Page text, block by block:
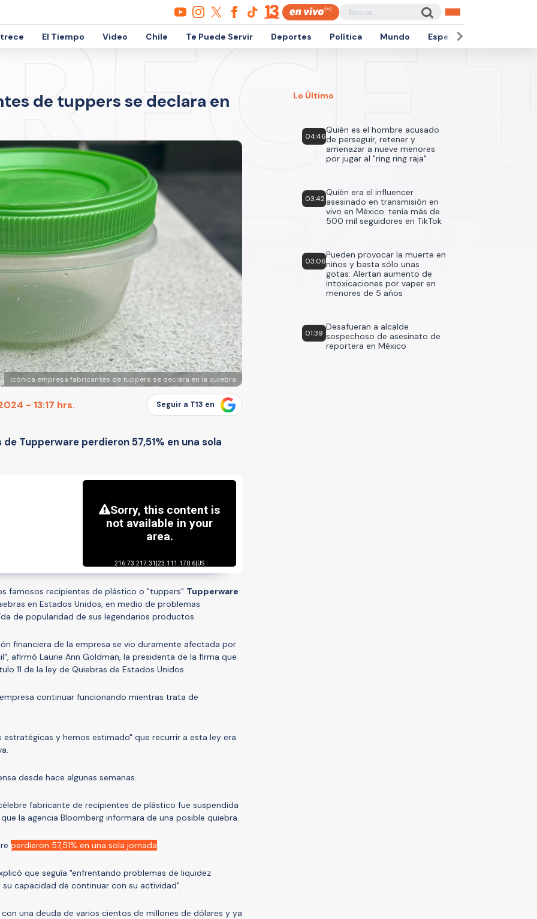
El Tiempo Video Chile Te Puede Servir Deportes Política Mundo Espectáculos
de tuppers se declara en
Icónica empresa fabricantes de tuppers se declara en la quiebra
- 13:17 hrs. Seguir a T13 en
Tupperware perdieron 57,51% en una sola
famosos recipientes de plástico o "tuppers" Tupperware
en Estados Unidos, en medio de problemas
de popularidad de sus legendarios productos.
financiera de la empresa se vio duramente afectada por
afirmó Laurie Ann Goldman, la presidenta de la firma que
11 de la ley de Quiebras de Estados Unidos.
continuar funcionando mientras trata de
y hemos estimado" que recurrir a esta ley era
desde hace algunas semanas.
fabricante de recipientes de plástico fue suspendida
la agencia Bloomberg informara de una posible quiebra.
perdieron 57,51% en una sola jornada.
que seguía "enfrentando problemas de liquidez
capacidad de continuar con su actividad".
una deuda de varios cientos de millones de dólares y ya
Lo Último
04:46
Quién es el hombre acusado
de perseguir, retener y
amenazar a nueve menores
por jugar al "ring ring raja"
03:42
Quién era el influencer
asesinado en transmisión en
vivo en México: tenía más de
500 mil seguidores en TikTok
03:06
Pueden provocar la muerte en
niños y basta sólo unas
gotas: Alertan aumento de
intoxicaciones por vaper en
menores de 5 años
01:39
Desafueran a alcalde
sospechoso de asesinato de
reportera en México